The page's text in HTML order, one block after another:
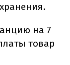
на 7
товар